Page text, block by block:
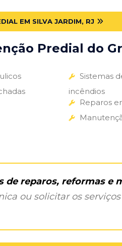
EM SILVA JARDIM, RJ
Predial do
Sistemas
incêndios
Reparos
de reparos, reformas e
ou solicitar os